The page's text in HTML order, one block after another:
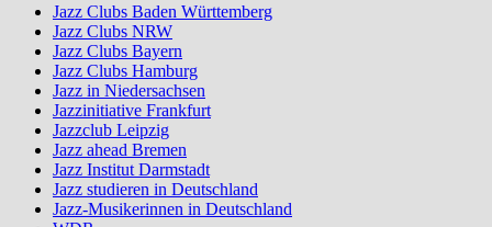
Jazz Clubs Baden Württemberg
Jazz Clubs NRW
Jazz Clubs Bayern
Jazz Clubs Hamburg
Jazz in Niedersachsen
Jazzinitiative Frankfurt
Jazzclub Leipzig
Jazz ahead Bremen
Jazz Institut Darmstadt
Jazz studieren in Deutschland
Jazz-Musikerinnen in Deutschland